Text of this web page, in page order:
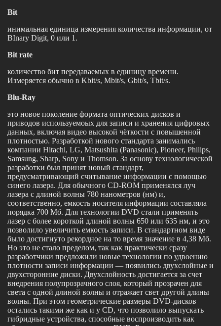
Bit
инимальная единица измерения количества информации, от
BInary Digit, 0 или 1.
Bit rate
количество бит передаваемых в единицу времени.
Измеряется обычно в Kbit/s, Mbit/s, Gbit/s, Tbit/s.
Blu-Ray
это новое поколение формата оптических дисков и
приводов используемоых для записи и хранения цифровых
данных, включая видео высокой чёткости с повышенной
плотностью. Разработкой нового стандарта занимались
компании Hitachi, LG, Matsushita (Panasonic), Pioneer, Philips,
Samsung, Sharp, Sony и Thomson. За основу технологической
разработки был принят новый стандарт,
предусматривающий считывание информации с помощью
синего лазера. Для обычного CD-ROM применялся луч
лазера с длиной волны 780 нанометров (нм) и,
соответственно, емкость носителя информации составляла
порядка 700 Мб. Для технологии DVD стали применять
лазер с более короткой длиной волны 650 или 635 нм, и это
позволило увеличить емкость записи. В стандартном виде
было достигнуто рекордное на то время значение в 4,38 Мб.
Но это не стало пределом, так как практически сразу
разработчики предложили новые технологии по удвоению
плотности записи информации — появились двухслойные и
двухсторонние диски. Двухслойность достигается за счет
внедрения полупрозрачного слоя, который прозрачен для
света с одной длиной волны и отражает свет другой длины
волны. При этом геометрические размеры DVD-дисков
остались такими же как и у CD, что позволило выпускать
гибридные устройства, способные воспроизводить как